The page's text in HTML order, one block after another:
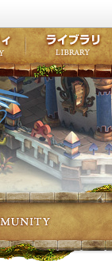
テイルズ
ル
コミュニティ
コミュニテ